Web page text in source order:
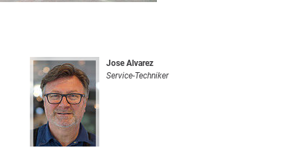
Jose Alvarez
Service-Techniker